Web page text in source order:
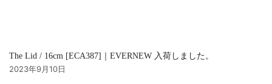
The Lid / 16cm [ECA387]｜EVERNEW 入荷しました。
2023年9月10日